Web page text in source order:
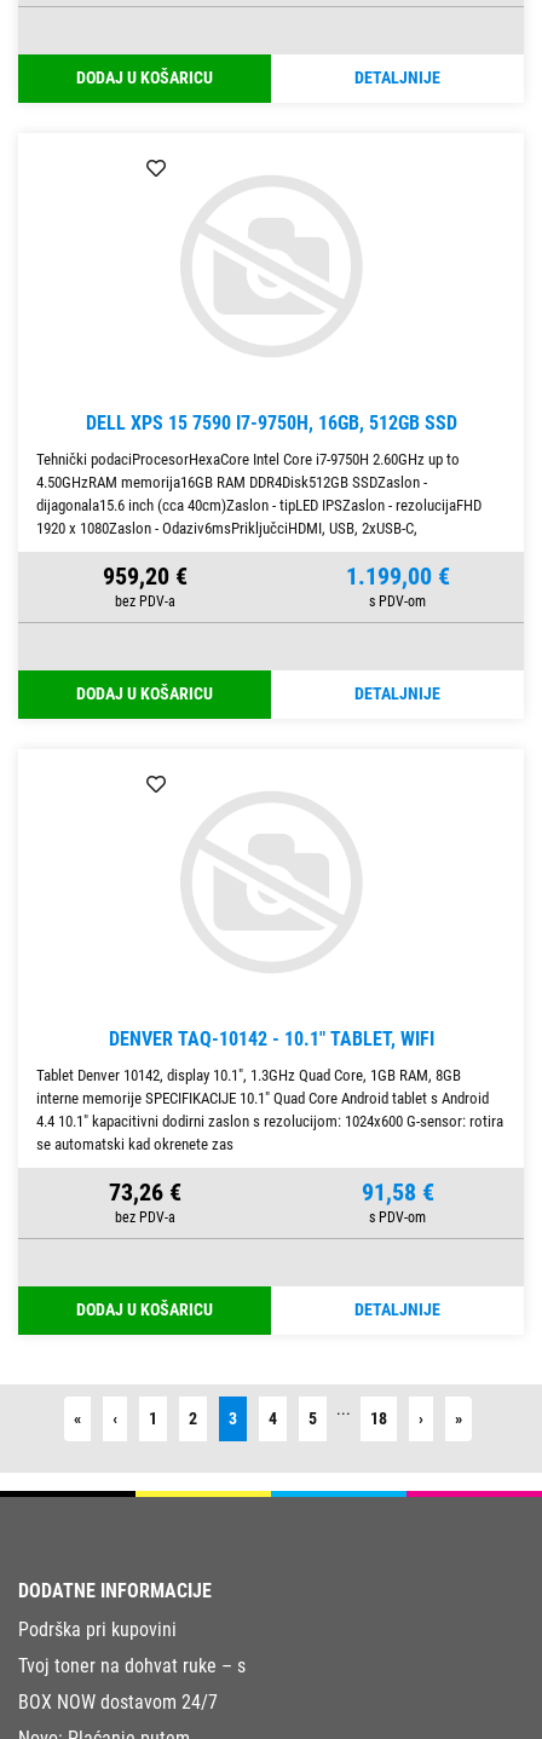
DODAJ U KOŠARICU DETALJNIJE
DELL XPS 15 7590 I7-9750H, 16GB, 512GB SSD
Tehnički podaciProcesorHexaCore Intel Core i7-9750H 2.60GHz up to
4.50GHzRAM memorija16GB RAM DDR4Disk512GB SSDZaslon -
dijagonala15.6 inch (cca 40cm)Zaslon - tipLED IPSZaslon - rezolucijaFHD
1920 x 1080Zaslon - Odaziv6msPriključciHDMI, USB, 2xUSB-C,
959,20 € 1.199,00 €
DODAJ U KOŠARICU DETALJNIJE
DENVER TAQ-10142 - 10.1" TABLET, WIFI
Tablet Denver 10142, display 10.1", 1.3GHz Quad Core, 1GB RAM, 8GB
interne memorije SPECIFIKACIJE 10.1" Quad Core Android tablet s Android
4.4 10.1" kapacitivni dodirni zaslon s rezolucijom: 1024x600 G-sensor: rotira
se automatski kad okrenete zas
73,26 € 91,58 €
DODAJ U KOŠARICU DETALJNIJE
«First ‹Previous
1 2 3 4 5 ... 18 ›Next »Last
DODATNE INFORMACIJE
Podrška pri kupovini
Tvoj toner na dohvat ruke – s
BOX NOW dostavom 24/7